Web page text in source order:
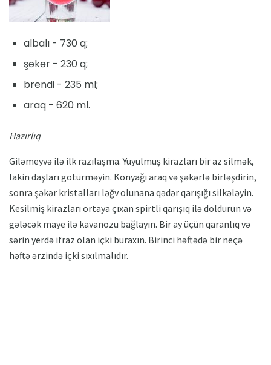
albalı - 730 q;
şəkər - 230 q;
brendi - 235 ml;
araq - 620 ml.
Hazırlıq
Giləmeyvə ilə ilk razılaşma. Yuyulmuş kirazları bir az silmək,
lakin daşları götürməyin. Konyağı araq və şəkərlə birləşdirin,
sonra şəkər kristalları ləğv olunana qədər qarışığı silkələyin.
Kesilmiş kirazları ortaya çıxan spirtli qarışıq ilə doldurun və
gələcək maye ilə kavanozu bağlayın. Bir ay üçün qaranlıq və
sərin yerdə ifraz olan içki buraxın. Birinci həftədə bir neçə
həftə ərzində içki sıxılmalıdır.